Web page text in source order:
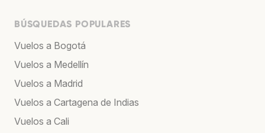
BÚSQUEDAS POPULARES
Vuelos a Bogotá
Vuelos a Medellín
Vuelos a Madrid
Vuelos a Cartagena de Indias
Vuelos a Cali